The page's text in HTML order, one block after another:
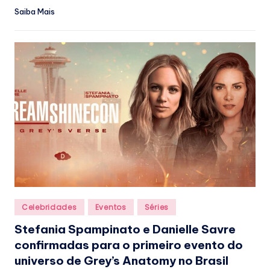
Saiba Mais
Posted
in
Celebridades Eventos Séries
Stefania Spampinato e Danielle Savre
confirmadas para o primeiro evento do
universo de Grey’s Anatomy no Brasil